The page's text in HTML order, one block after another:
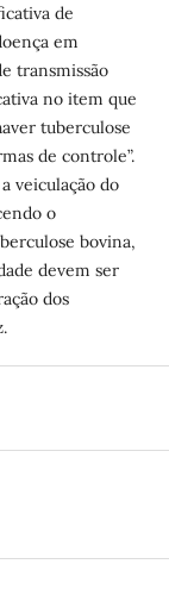
de
em
transmissão
no item que
tuberculose
de controle”.
veiculação do
o
bovina,
devem ser
dos